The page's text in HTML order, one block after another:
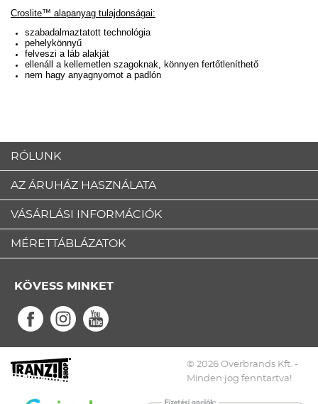
Croslite™ alapanyag tulajdonságai:
szabadalmaztatott technológia
pehelykönnyű
felveszi a láb alakját
ellenáll a kellemetlen szagoknak, könnyen fertőtleníthető
nem hagy anyagnyomot a padlón
RÓLUNK
AZ ÁRUHÁZ HASZNÁLATA
VÁSÁRLÁSI INFORMÁCIÓK
MÉRETTÁBLÁZATOK
KÖVESS MINKET
© 2026 Overbrands Kft. -
Minden jog fenntartva!